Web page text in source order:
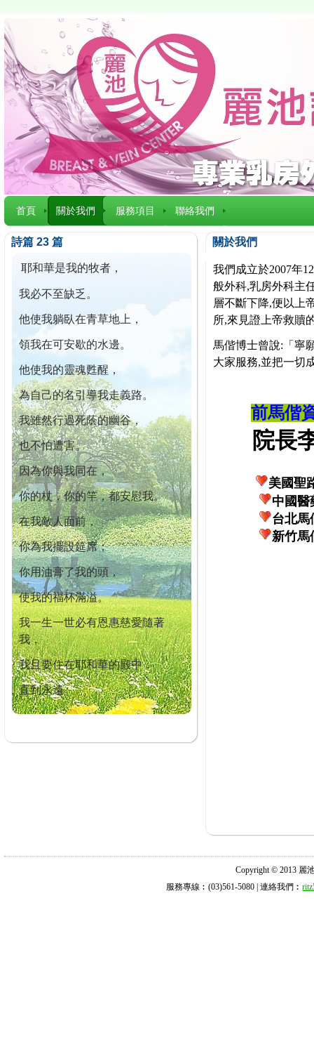
首頁 關於我們 服務項目 聯絡我們
詩篇 23 篇
耶和華是我的牧者，
我必不至缺乏。
他使我躺臥在青草地上，
領我在可安歇的水邊。
他使我的靈魂甦醒，
為自己的名引導我走義路。
我雖然行過死蔭的幽谷，
也不怕遭害。
因為你與我同在，
你的杖，你的竿，都安慰我。
在我敵人面前，
你為我擺設筵席；
你用油膏了我的頭，
使我的福杯滿溢。
我一生一世必有恩惠慈愛隨著
我，
我且要住在耶和華的殿中，
直到永遠。
關於我們
我們成立於2007年
般外科,乳房外科主
層不斷下降,便以上
所,來見證上帝救贖
馬偕博士曾說:「寧
大家服務,並把一切
前馬偕
院長李
美國聖
中國醫
台北馬
新竹馬
Copyright © 2013 麗
服務專線︰(03)561-5080 | 連絡我們︰